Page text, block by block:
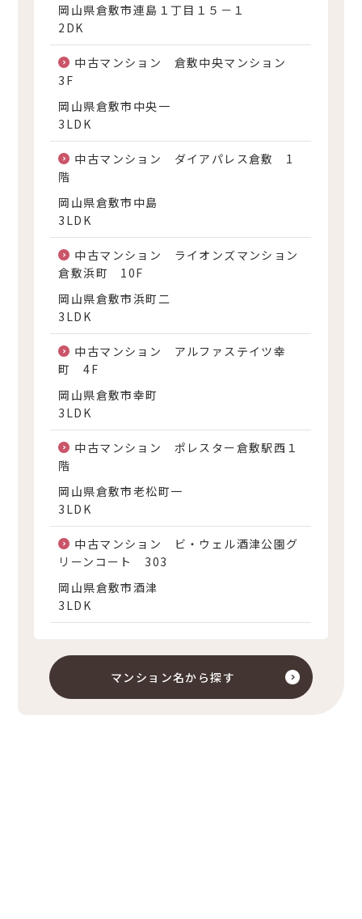
岡山県倉敷市連島１丁目１５－１
2DK
中古マンション 倉敷中央マンション
3F
岡山県倉敷市中央一
3LDK
中古マンション ダイアパレス倉敷 1
階
岡山県倉敷市中島
3LDK
中古マンション ライオンズマンション
倉敷浜町 10F
岡山県倉敷市浜町二
3LDK
中古マンション アルファステイツ幸
町 4F
岡山県倉敷市幸町
3LDK
中古マンション ポレスター倉敷駅西１
階
岡山県倉敷市老松町一
3LDK
中古マンション ビ・ウェル酒津公園グ
リーンコート 303
岡山県倉敷市酒津
3LDK
マンション名から探す